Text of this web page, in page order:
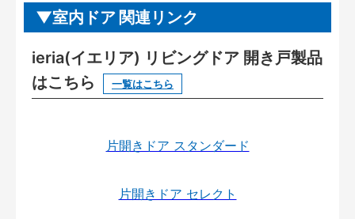
室内ドア 関連リンク
ieria(イエリア) リビングドア 開き戸製品
はこちら
一覧はこちら
片開きドア スタンダード
片開きドア セレクト